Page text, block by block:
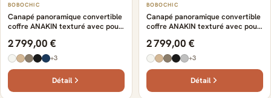
BOBOCHIC
Canapé panoramique convertible
coffre ANAKIN texturé avec pouf
2 799,00 €
+3
Détail
BOBOCHIC
Canapé panoramique convertible
coffre ANAKIN texturé avec pouf
2 799,00 €
+3
Détail